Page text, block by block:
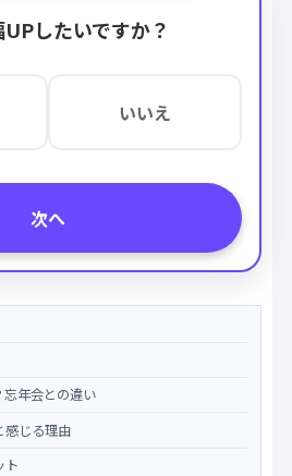
したいですか？
いいえ
次へ
年会との違い
感じる理由
ト